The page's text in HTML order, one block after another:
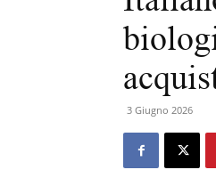
3 Giugno 2026